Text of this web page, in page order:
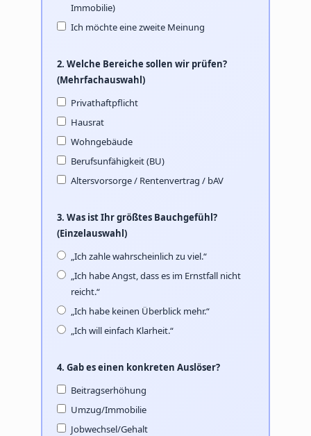
Immobilie)
Ich möchte eine zweite Meinung
2. Welche Bereiche sollen wir prüfen?
(Mehrfachauswahl)
Privathaftpflicht
Hausrat
Wohngebäude
Berufsunfähigkeit (BU)
Altersvorsorge / Rentenvertrag / bAV
3. Was ist Ihr größtes Bauchgefühl?
(Einzelauswahl)
„Ich zahle wahrscheinlich zu viel.“
„Ich habe Angst, dass es im Ernstfall nicht
reicht.“
„Ich habe keinen Überblick mehr.“
„Ich will einfach Klarheit.“
4. Gab es einen konkreten Auslöser?
Beitragserhöhung
Umzug/Immobilie
Jobwechsel/Gehalt